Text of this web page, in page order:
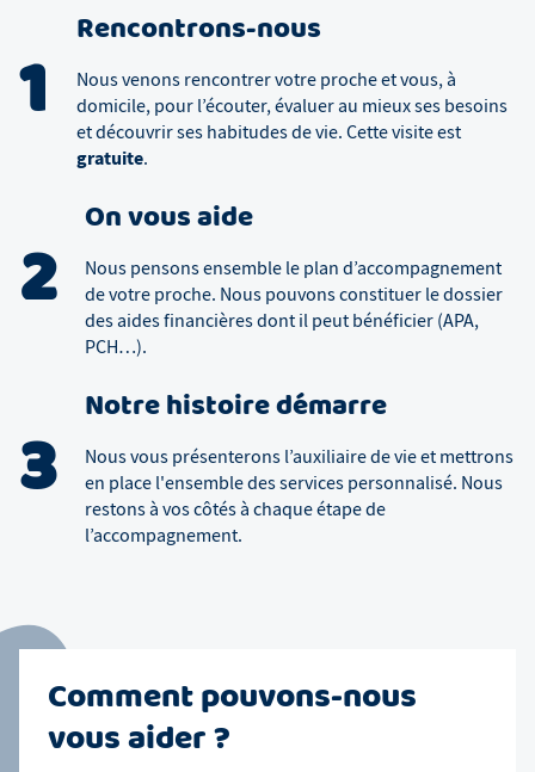
1
Rencontrons-nous
Nous venons rencontrer votre proche et vous, à
domicile, pour l’écouter, évaluer au mieux ses besoins
et découvrir ses habitudes de vie. Cette visite est
gratuite.
2
On vous aide
Nous pensons ensemble le plan d’accompagnement
de votre proche. Nous pouvons constituer le dossier
des aides financières dont il peut bénéficier (APA,
PCH…).
3
Notre histoire démarre
Nous vous présenterons l’auxiliaire de vie et mettrons
en place l'ensemble des services personnalisé. Nous
restons à vos côtés à chaque étape de
l’accompagnement.
Comment pouvons-nous
vous aider ?